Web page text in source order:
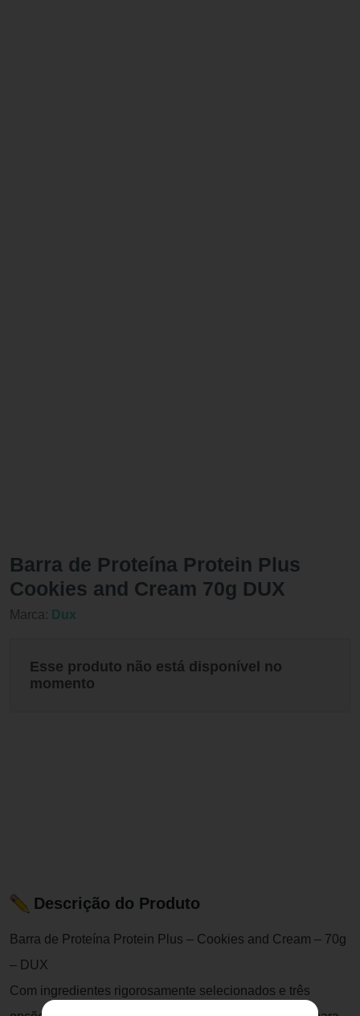
Barra de Proteína Protein Plus
Cookies and Cream 70g DUX
Marca: Dux
Esse produto não está disponível no
momento
Descrição do Produto
Barra de Proteína Protein Plus – Cookies and Cream – 70g
– DUX
Com ingredientes rigorosamente selecionados e três